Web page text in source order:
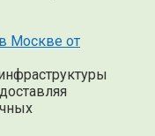
Москве от